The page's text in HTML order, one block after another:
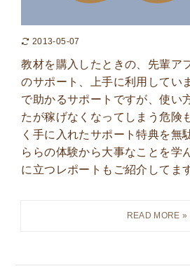
2013-05-07
教材を購入したときの、先輩ア
のサポート、上手に利用してい
で助かるサポートですが、使い
たが稼げなくなってしまう危険
く手に入れたサポート特典を無
ららの体験から大事なことを学
に立つレポートもご紹介してま